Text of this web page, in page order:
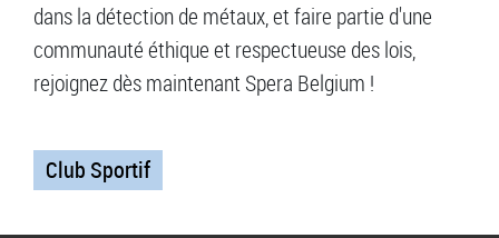
dans la détection de métaux, et faire partie d'une
communauté éthique et respectueuse des lois,
rejoignez dès maintenant Spera Belgium !
Club Sportif